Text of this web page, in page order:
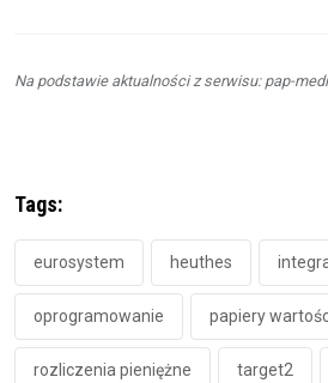
Na podstawie aktualności z serwisu: pap-
Tags:
eurosystem heuthes
oprogramowanie papiery
rozliczenia pieniężne target2